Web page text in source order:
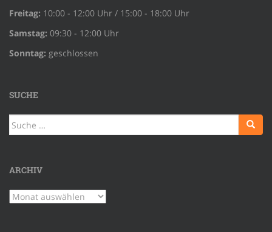
Freitag: 10:00 - 12:00 Uhr / 15:00 - 18:00 Uhr
Samstag: 09:30 - 12:00 Uhr
Sonntag: geschlossen
SUCHE
Suche
nach:
ARCHIV
Archiv